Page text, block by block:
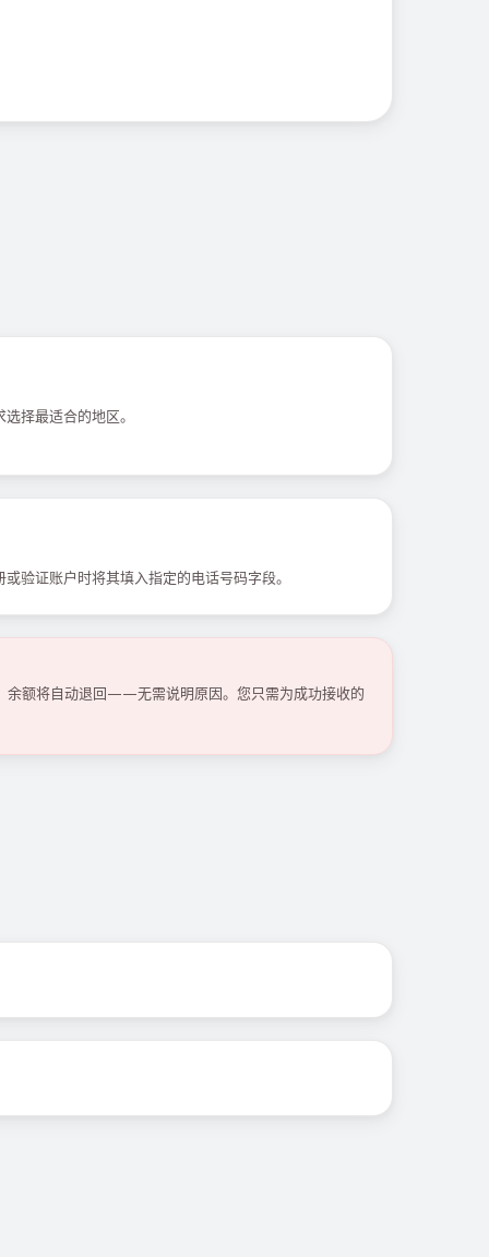
择最适合的地区。
验证账户时将其填入指定的电话号码字段。
余额将自动退回——无需说明原因。您只需为成功接收的